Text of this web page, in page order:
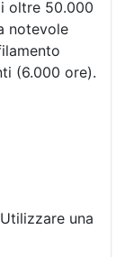
oltre 50.000
notevole
(6.000 ore).
una